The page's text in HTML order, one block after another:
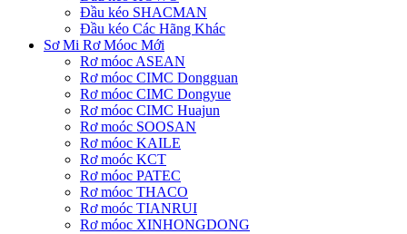
Đầu kéo SHACMAN
Đầu kéo Các Hãng Khác
Sơ Mi Rơ Móoc Mới
Rơ móoc ASEAN
Rơ móoc CIMC Dongguan
Rơ móoc CIMC Dongyue
Rơ móoc CIMC Huajun
Rơ moóc SOOSAN
Rơ móoc KAILE
Rơ moóc KCT
Rơ móoc PATEC
Rơ móoc THACO
Rơ moóc TIANRUI
Rơ móoc XINHONGDONG